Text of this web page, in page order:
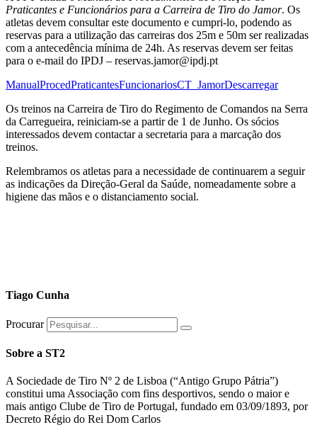
Praticantes e Funcionários para a Carreira de Tiro do Jamor. Os
atletas devem consultar este documento e cumpri-lo, podendo as
reservas para a utilização das carreiras dos 25m e 50m ser realizadas
com a antecedência mínima de 24h. As reservas devem ser feitas
para o e-mail do IPDJ – reservas.jamor@ipdj.pt
ManualProcedPraticantesFuncionariosCT_JamorDescarregar
Os treinos na Carreira de Tiro do Regimento de Comandos na Serra
da Carregueira, reiniciam-se a partir de 1 de Junho. Os sócios
interessados devem contactar a secretaria para a marcação dos
treinos.
Relembramos os atletas para a necessidade de continuarem a seguir
as indicações da Direção-Geral da Saúde, nomeadamente sobre a
higiene das mãos e o distanciamento social.
Tiago Cunha
Procurar
Sobre a ST2
A Sociedade de Tiro Nº 2 de Lisboa (“Antigo Grupo Pátria”)
constitui uma Associação com fins desportivos, sendo o maior e
mais antigo Clube de Tiro de Portugal, fundado em 03/09/1893, por
Decreto Régio do Rei Dom Carlos